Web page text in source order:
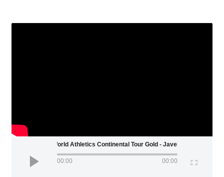
World Athletics Continental Tour Gold - Javelin Throw
00:00 00:00